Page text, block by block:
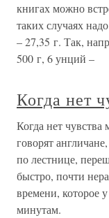
книгах можно
таких случаях
– 27,35 г. Так,
500 г, 6 унций –
Когда нет
Когда нет
говорят
по лестнице,
быстро, почти
времени, которое
минутам.